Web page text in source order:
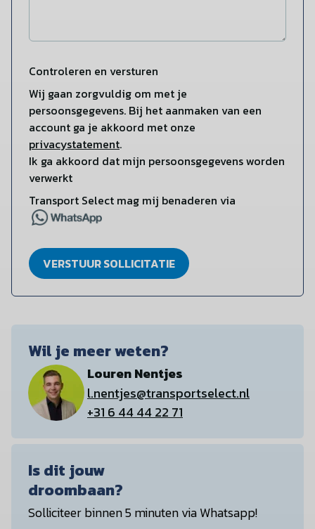
Controleren en versturen
Wij gaan zorgvuldig om met je
persoonsgegevens. Bij het aanmaken van een
account ga je akkoord met onze
privacystatement.
Ik ga akkoord dat mijn persoonsgegevens worden
verwerkt
Transport Select mag mij benaderen via
VERSTUUR SOLLICITATIE
Wil je meer weten?
Louren Nentjes
l.nentjes@transportselect.nl
+31 6 44 44 22 71
Is dit jouw
droombaan?
Solliciteer binnen 5 minuten via Whatsapp!